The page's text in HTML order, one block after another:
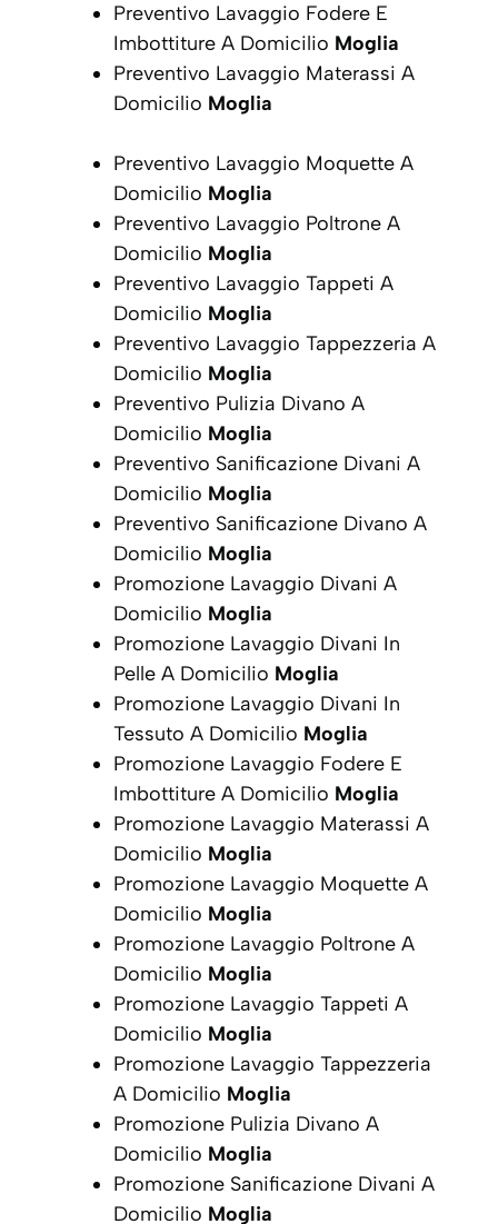
Preventivo Lavaggio Fodere E
Imbottiture A Domicilio Moglia
Preventivo Lavaggio Materassi A
Domicilio Moglia
Preventivo Lavaggio Moquette A
Domicilio Moglia
Preventivo Lavaggio Poltrone A
Domicilio Moglia
Preventivo Lavaggio Tappeti A
Domicilio Moglia
Preventivo Lavaggio Tappezzeria A
Domicilio Moglia
Preventivo Pulizia Divano A
Domicilio Moglia
Preventivo Sanificazione Divani A
Domicilio Moglia
Preventivo Sanificazione Divano A
Domicilio Moglia
Promozione Lavaggio Divani A
Domicilio Moglia
Promozione Lavaggio Divani In
Pelle A Domicilio Moglia
Promozione Lavaggio Divani In
Tessuto A Domicilio Moglia
Promozione Lavaggio Fodere E
Imbottiture A Domicilio Moglia
Promozione Lavaggio Materassi A
Domicilio Moglia
Promozione Lavaggio Moquette A
Domicilio Moglia
Promozione Lavaggio Poltrone A
Domicilio Moglia
Promozione Lavaggio Tappeti A
Domicilio Moglia
Promozione Lavaggio Tappezzeria
A Domicilio Moglia
Promozione Pulizia Divano A
Domicilio Moglia
Promozione Sanificazione Divani A
Domicilio Moglia